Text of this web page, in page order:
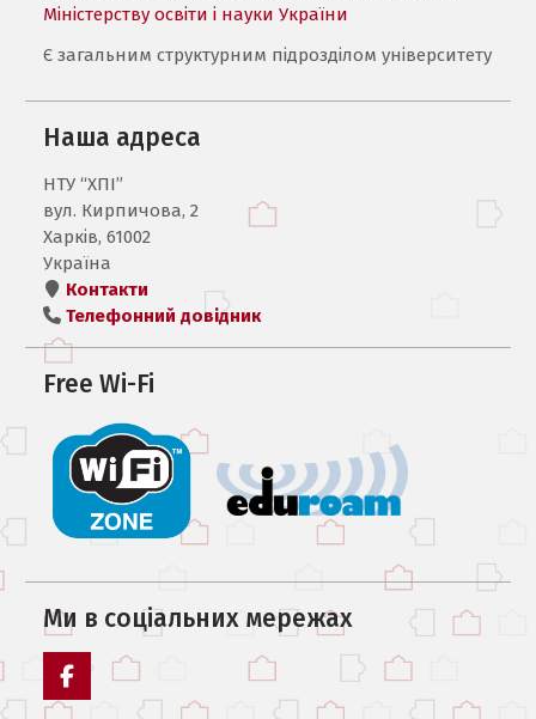
Міністерству освіти і науки України
Є загальним структурним підрозділом університету
Наша адреса
НТУ “ХПІ”
вул. Кирпичова, 2
Харків, 61002
Україна
Контакти
Телефонний довідник
Free Wi-Fi
Ми в соцiальних мережах
Facebook